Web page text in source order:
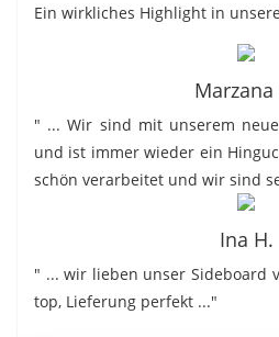
Ein wirkliches Highlight in
Marzana
" ... Wir sind mit unserem
und ist immer wieder ein
schön verarbeitet und wir sind
Ina H.
" ... wir lieben unser Sideboard
top, Lieferung perfekt ..."